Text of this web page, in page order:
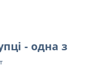
- одна з